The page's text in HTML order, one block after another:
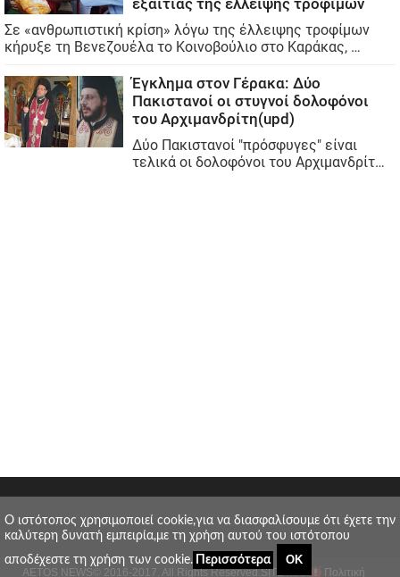
AETOS NEWS © 2016-2017. All Rights Reserved.SITE MAP Πολιτική
O ιστότοπος χρησιμοποιεί cookie,για να διασφαλίσουμε ότι έχετε την
καλύτερη δυνατή εμπειρία,με τη χρήση αυτού του ιστότοπου
αποδέχεστε τη χρήση των cookie.
Περισσότερα ΟΚ